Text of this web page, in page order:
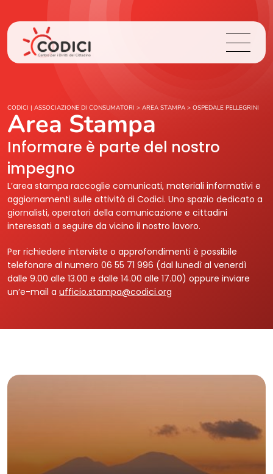
Chi Siamo
Cosa Facciamo
Area Stampa
Contatti
Login
CODICI | ASSOCIAZIONE DI CONSUMATORI > AREA STAMPA > OSPEDALE PELLEGRINI
Area Stampa
Informare è parte del nostro
impegno
L’area stampa raccoglie comunicati, materiali informativi e
aggiornamenti sulle attività di Codici. Uno spazio dedicato a
giornalisti, operatori della comunicazione e cittadini
interessati a seguire da vicino il nostro lavoro.
Per richiedere interviste o approfondimenti è possibile
telefonare al numero 06 55 71 996 (dal lunedì al venerdì
dalle 9.00 alle 13.00 e dalle 14.00 alle 17.00) oppure inviare
un’e-mail a ufficio.stampa@codici.org